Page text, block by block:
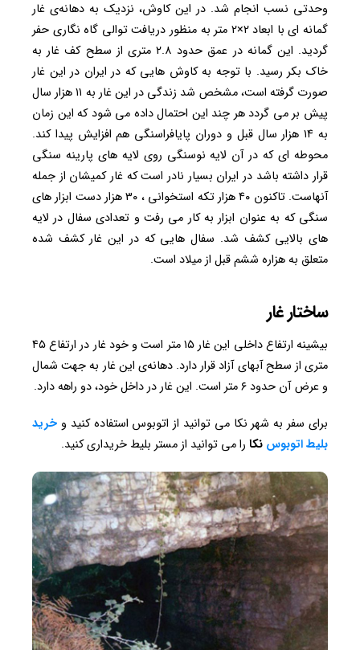
وحدتی نسب انجام شد. در این کاوش، نزدیک به دهانه‌ی غار
گمانه ای با ابعاد ۲×۲ متر به منظور دریافت توالی گاه نگاری حفر
گردید. این گمانه در عمق حدود ۲.۸ متری از سطح کف غار به
خاک بکر رسید. با توجه به کاوش هایی که در ایران در این غار
صورت گرفته است، مشخص شد زندگی در این غار به ۱۱ هزار سال
پیش بر می گردد هر چند این احتمال داده می شود که این زمان
به ۱۴ هزار سال قبل و دوران پایافراسنگی هم افزایش پیدا کند.
محوطه ای که در آن لایه نوسنگی روی لایه های پارینه سنگی
قرار داشته باشد در ایران بسیار نادر است که غار کمیشان از جمله
آنهاست. تاکنون ۴۰ هزار تکه استخوانی ، ۳۰ هزار دست ابزار های
سنگی که به عنوان ابزار به کار می رفت و تعدادی سفال در لایه
های بالایی کشف شد. سفال‌ هایی که در این غار کشف شده
متعلق به هزاره ششم قبل از میلاد است.
ساختار غار
بیشینه ارتفاع داخلی این غار ۱۵ متر است و خود غار در ارتفاع ۴۵
متری از سطح آبهای آزاد قرار دارد. دهانه‌ی این غار به جهت شمال
و عرض آن حدود ۶ متر است. این غار در داخل خود، دو راهه دارد.
برای سفر به شهر نکا می توانید از اتوبوس استفاده کنید و خرید
بلیط اتوبوس نکا را می توانید از مستر بلیط خریداری کنید.